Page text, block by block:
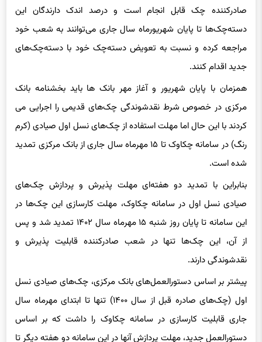
صادرکننده چک قابل انجام است و درصد اندک دارندگان این
دسته‌چک‌ها تا پایان شهریورماه سال جاری می‌توانند به شعب خود
مراجعه کرده و نسبت به تعویض دسته‌چک خود با دسته‌چک‌های
جدید اقدام کنند.
همزمان با پایان شهریور و آغاز مهر بانک ها باید بخشنامه بانک
مرکزی در خصوص شرط نقدشوندگی چک‌های قدیمی را اجرایی می
کردند با این حال اما مهلت استفاده از چک‌های نسل اول صیادی (کرم
رنگ) در سامانه چکاوک تا ۱۵ مهرماه سال جاری از بانک مرکزی تمدید
شده است.
بنابراین با تمدید دو هفته‌ای مهلت پذیرش و پردازش چک‌های
صیادی نسل اول در سامانه چکاوک، مهلت کارسازی این چک‌ها در
این سامانه تا پایان روز شنبه ۱۵ مهرماه سال ۱۴۰۲ تمدید شد و پس
از آن، این چک‌ها تنها در شعب صادرکننده قابلیت پذیرش و
نقدشوندگی دارند.
پیشتر بر اساس دستورالعمل‌های بانک مرکزی، چک‌های صیادی نسل
اول (چک‌های صادره قبل از سال ۱۴۰۰) تنها تا ابتدای مهرماه سال
جاری قابلیت کارسازی در سامانه چکاوک را داشت که بر اساس
دستورالعمل جدید، مهلت پردازش آنها در این سامانه دو هفته دیگر تا